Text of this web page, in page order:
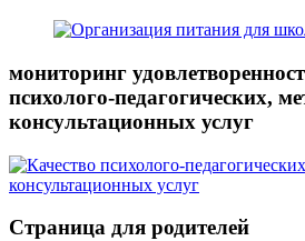
мониторинг
психолого-педагогических,
консультационных услуг
Страница для родителей